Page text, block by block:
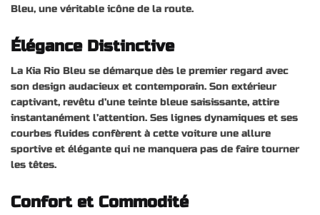
Bleu, une véritable icône de la route.
Élégance Distinctive
La Kia Rio Bleu se démarque dès le premier regard avec
son design audacieux et contemporain. Son extérieur
captivant, revêtu d’une teinte bleue saisissante, attire
instantanément l’attention. Ses lignes dynamiques et ses
courbes fluides confèrent à cette voiture une allure
sportive et élégante qui ne manquera pas de faire tourner
les têtes.
Confort et Commodité